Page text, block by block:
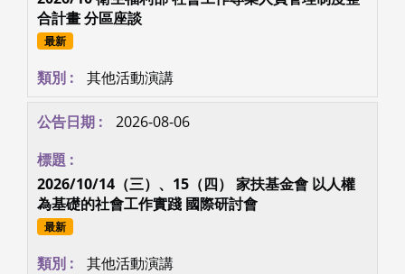
合計畫 分區座談
最新
其他活動演講
2026-08-06
2026/10/14（三）、15（四） 家扶基金會 以人權
為基礎的社會工作實踐 國際研討會
最新
其他活動演講